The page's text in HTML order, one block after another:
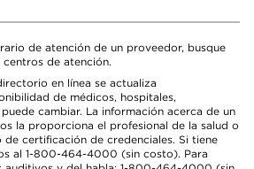
de atención de un proveedor, busque
de atención.
en línea se actualiza
de médicos, hospitales,
cambiar. La información acerca de un
la proporciona el profesional de la salud o
certificación de credenciales. Si tiene
al 1-800-464-4000 (sin costo). Para